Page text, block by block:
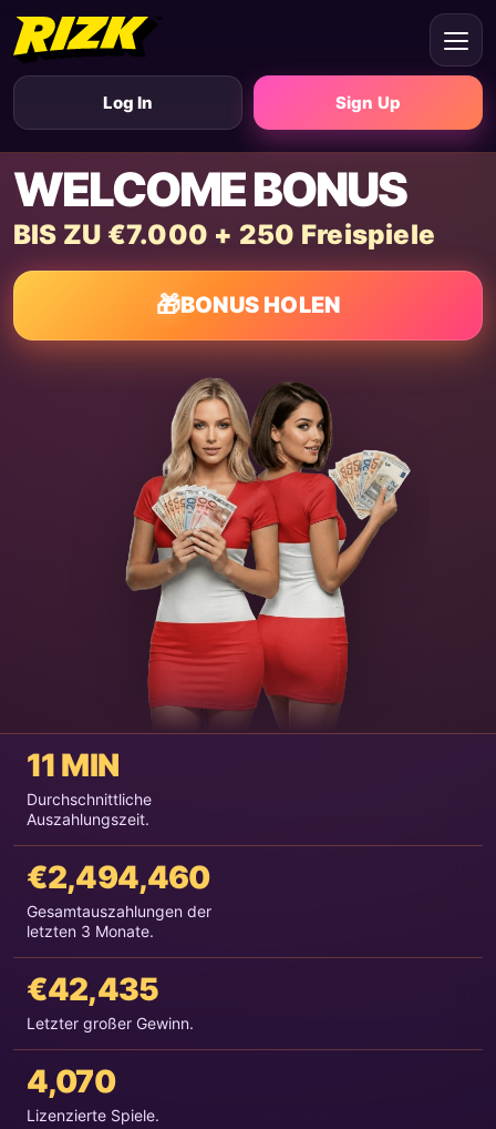
Log In Sign Up
WELCOME BONUS
BIS ZU €7.000 + 250 Freispiele
🎁BONUS HOLEN
11 MIN
Durchschnittliche
Auszahlungszeit.
€2,494,460
Gesamtauszahlungen der
letzten 3 Monate.
€42,435
Letzter großer Gewinn.
4,070
Lizenzierte Spiele.